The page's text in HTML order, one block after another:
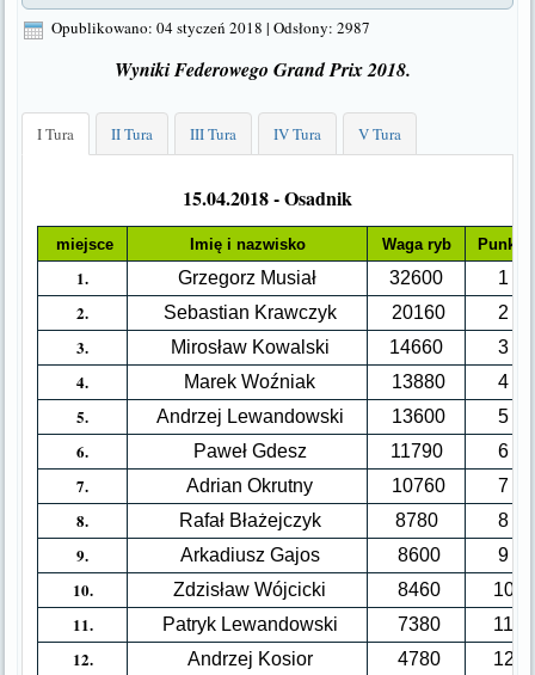
Opublikowano: 04 styczeń 2018 |Odsłony: 2987
Wyniki Federowego Grand Prix 2018.
I Tura II Tura III Tura IV Tura V Tura
15.04.2018 - Osadnik
miejsce Imię i nazwisko Waga ryb Punkty
1. Grzegorz Musiał 32600 1
2. Sebastian Krawczyk 20160 2
3. Mirosław Kowalski 14660 3
4. Marek Woźniak 13880 4
5. Andrzej Lewandowski 13600 5
6. Paweł Gdesz 11790 6
7. Adrian Okrutny 10760 7
8. Rafał Błażejczyk 8780 8
9. Arkadiusz Gajos 8600 9
10. Zdzisław Wójcicki 8460 10
11. Patryk Lewandowski 7380 11
12. Andrzej Kosior 4780 12